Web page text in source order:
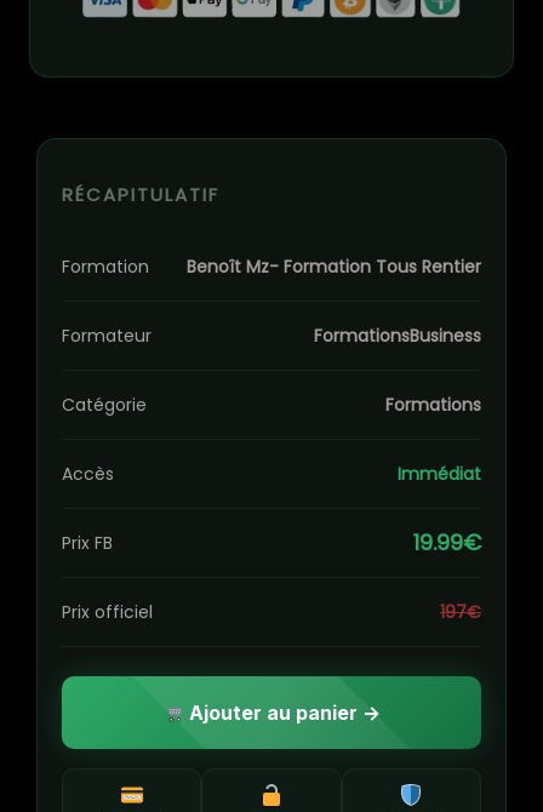
RÉCAPITULATIF
Formation Benoît Mz- Formation Tous Rentier
Formateur FormationsBusiness
Catégorie Formations
Accès Immédiat
Prix FB 19.99€
Prix officiel 197€
Ajouter au panier →